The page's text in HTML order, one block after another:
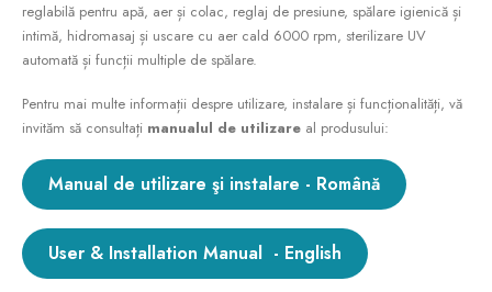
reglabilă pentru apă, aer și colac, reglaj de presiune, spălare igienică și
intimă, hidromasaj și uscare cu aer cald 6000 rpm, sterilizare UV
automată și funcții multiple de spălare.
Pentru mai multe informații despre utilizare, instalare și funcționalități, vă
invităm să consultați manualul de utilizare al produsului:
Manual de utilizare şi instalare - Română
User & Installation Manual - English